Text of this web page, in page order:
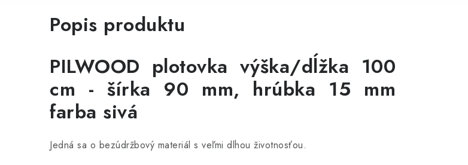
Popis produktu
PILWOOD plotovka výška/dĺžka 100
cm - šírka 90 mm, hrúbka 15 mm
farba sivá
Jedná sa o bezúdržbový materiál s veľmi dlhou životnosťou.